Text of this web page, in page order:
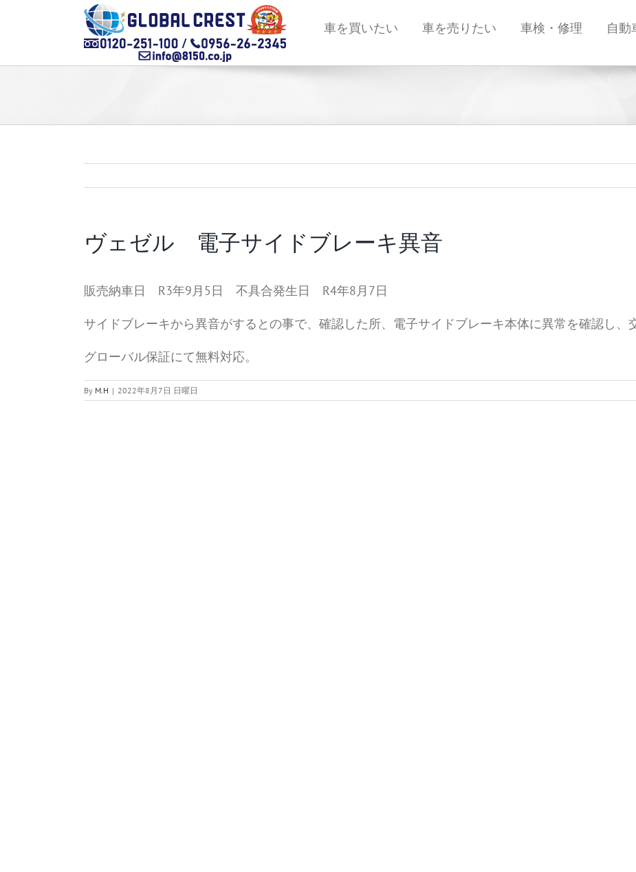
車を買いたい 車を売りたい 車検・修理 自動
ヴェゼル 電子サイドブレーキ異音
販売納車日 R3年9月5日 不具合発生日 R4年8月7日
サイドブレーキから異音がするとの事で、確認した所、電子サイドブレーキ本体に異常を確認し、
グローバル保証にて無料対応。
By M.H | 2022年8月7日 日曜日